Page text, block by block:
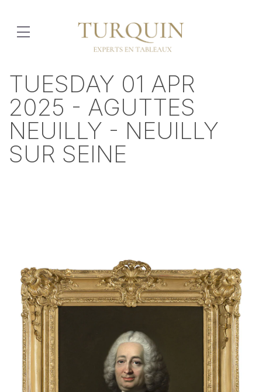
TUESDAY 01 APR
2025 - AGUTTES
NEUILLY - NEUILLY
SUR SEINE